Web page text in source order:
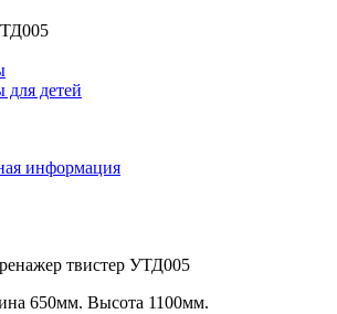
детей
информация
твистер УТД005
650мм. Высота 1100мм.